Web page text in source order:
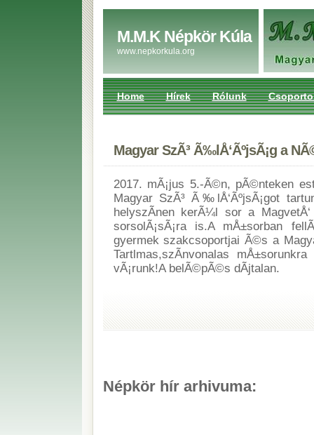
M.M.K Népkör Kúla
www.nepkorkula.org
Home Hírek Rólunk
Magyar SzÃ³ Ã‰lÅ‘ÃºjsÃ¡g a
2017. mÃ¡jus 5.-Ã©n, pÃ©nteken
Magyar SzÃ³ Ã‰lÅ‘ÃºjsÃ¡got
helyszÃ­nen kerÃ¼l sor a MagvetÅ‘
sorsolÃ¡sÃ¡ra is.A mÅ±sorban
gyermek szakcsoportjai Ã©s a
Tartlmas,szÃ­nvonalas
vÃ¡runk!A belÃ©pÃ©s dÃ­jtalan.
Népkör hír arhivuma: